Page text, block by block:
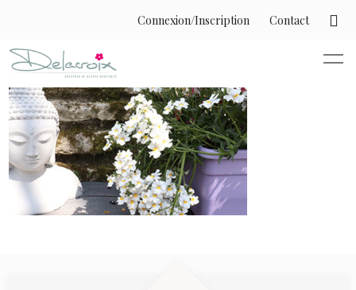
Connexion/Inscription Contact